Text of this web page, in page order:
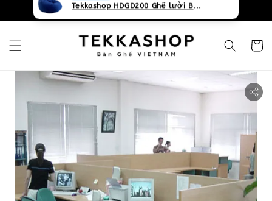
0931268840 Liên hệ với chúng tôi